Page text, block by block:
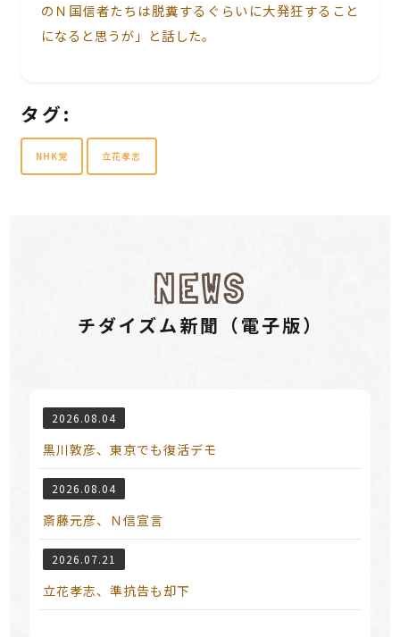
のＮ国信者たちは脱糞するぐらいに大発狂すること
になると思うが」と話した。
タグ:
NHK党 立花孝志
NEWS
チダイズム新聞（電⼦版）
2026.08.04
黒川敦彦、東京でも復活デモ
2026.08.04
斎藤元彦、Ｎ信宣言
2026.07.21
立花孝志、準抗告も却下